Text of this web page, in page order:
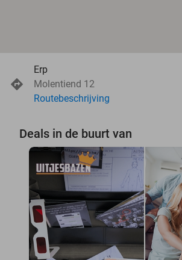
Erp
Molentiend 12
Routebeschrijving
Deals in de buurt van